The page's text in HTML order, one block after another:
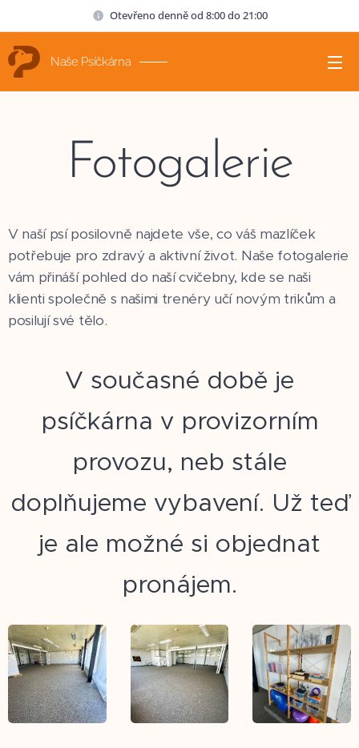
Otevřeno denně od 8:00 do 21:00
Naše Psíčkárna
Fotogalerie
V naší psí posilovně najdete vše, co váš mazlíček
potřebuje pro zdravý a aktivní život. Naše fotogalerie
vám přináší pohled do naší cvičebny, kde se naši
klienti společně s našimi trenéry učí novým trikům a
posilují své tělo.
V současné době je
psíčkárna v provizorním
provozu, neb stále
doplňujeme vybavení. Už teď
je ale možné si objednat
pronájem.